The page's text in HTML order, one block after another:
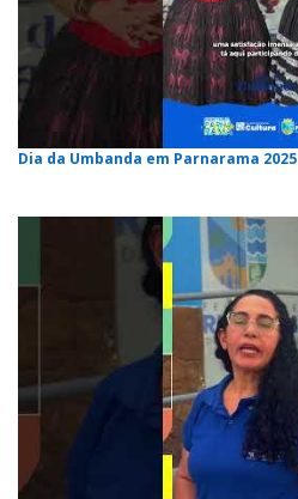
Dia da Umbanda em Parnarama 2025